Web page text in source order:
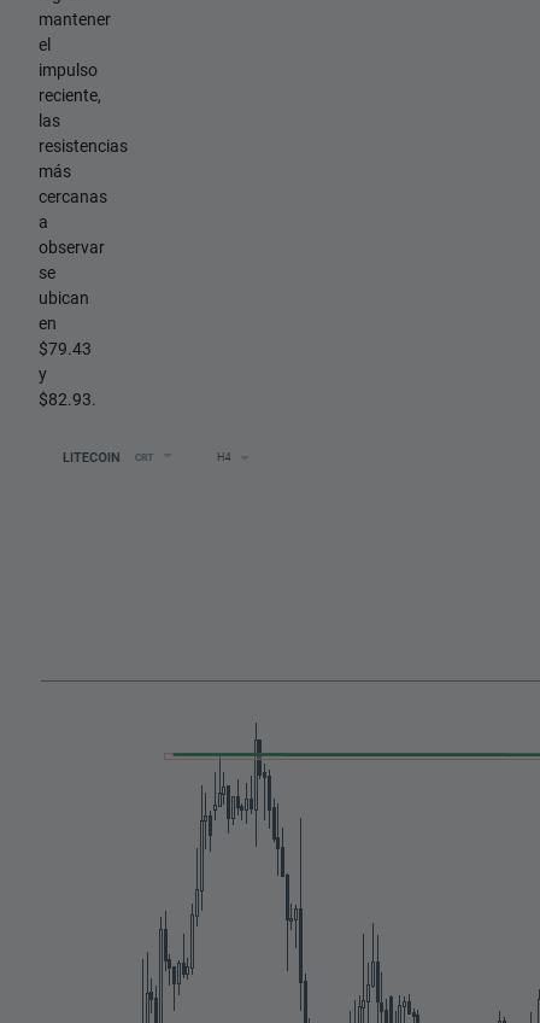
mantener
el
impulso
reciente,
las
resistencias
más
cercanas
a
observar
se
ubican
en
$79.43
y
$82.93.